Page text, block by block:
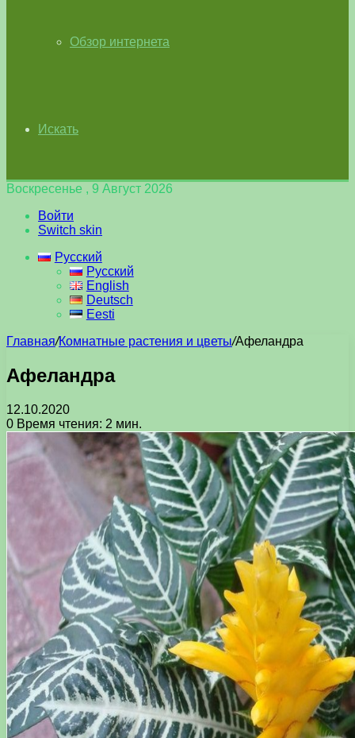
Обзор интернета
Искать
Воскресенье , 9 Август 2026
Войти
Switch skin
Русский
Русский
English
Deutsch
Eesti
Главная/Комнатные растения и цветы/Афеландра
Афеландра
12.10.2020
0 Время чтения: 2 мин.